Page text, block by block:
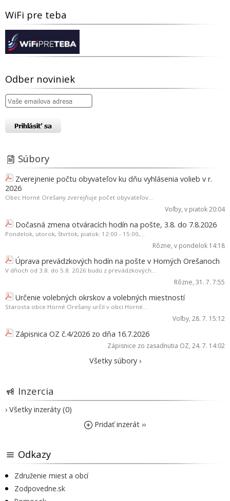
WiFi pre teba
Odber noviniek
Súbory
Zverejnenie počtu obyvateľov ku dňu vyhlásenia volieb v r.
2026
Obec Horné Orešany zverejňuje počet obyvateľov...
Voľby, v piatok 20:04
Dočasná zmena otváracích hodín na pošte, 3.8. do 7.8.2026
Pondelok, utorok, štvrtok, piatok: 12:00 - 15:00,...
Rôzne, v pondelok 14:18
Úprava prevádzkových hodín na pošte v Horných Orešanoch
V dňoch od 3.8. do 5.8. 2026 budú z prevádzkových...
Rôzne, 31. 7. 7:55
Určenie volebných okrskov a volebných miestností
Starosta obce Horné Orešany určil v obci Horné...
Voľby, 28. 7. 15:12
Zápisnica OZ č.4/2026 zo dňa 16.7.2026
Zápisnice zo zasadnutia OZ, 24. 7. 14:02
Všetky súbory ›
Inzercia
› Všetky inzeráty (0)
Pridať inzerát ››
Odkazy
Združenie miest a obcí
Zodpovedne.sk